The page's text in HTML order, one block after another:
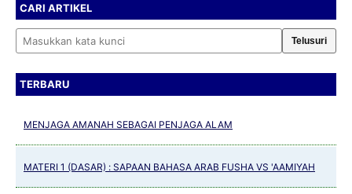
CARI ARTIKEL
TERBARU
MENJAGA AMANAH SEBAGAI PENJAGA ALAM
MATERI 1 (DASAR) : SAPAAN BAHASA ARAB FUSHA VS 'AAMIYAH